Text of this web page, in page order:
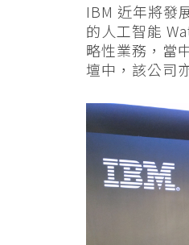
IBM 近年將發
的人工智能
略性業務，當
壇中，該公司